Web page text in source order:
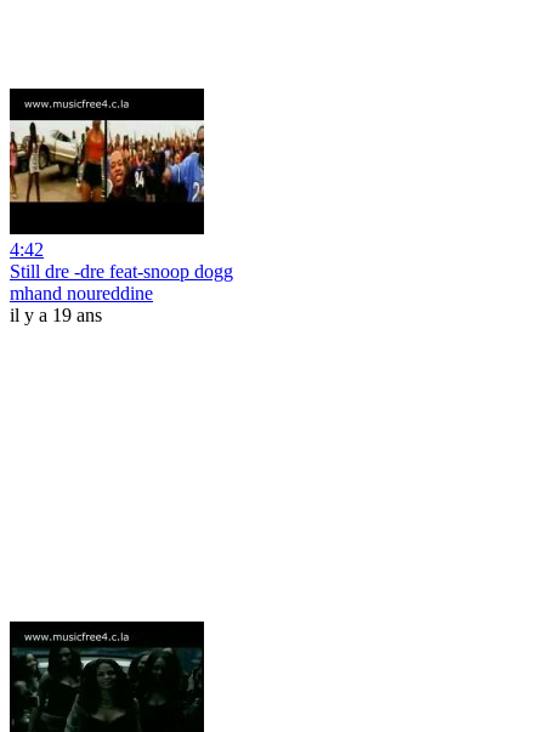
4:42
Still dre -dre feat-snoop dogg
mhand noureddine
il y a 19 ans